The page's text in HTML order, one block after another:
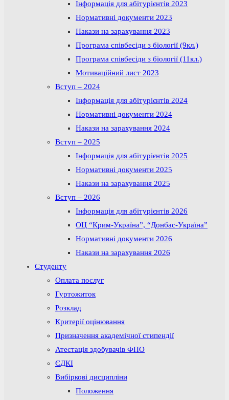
Інформація для абітурієнтів 2023
Нормативні документи 2023
Накази на зарахування 2023
Програма співбесіди з біології (9кл.)
Програма співбесіди з біології (11кл.)
Мотиваційний лист 2023
Вступ – 2024
Інформація для абітурієнтів 2024
Нормативні документи 2024
Накази на зарахування 2024
Вступ – 2025
Інформація для абітурієнтів 2025
Нормативні документи 2025
Накази на зарахування 2025
Вступ – 2026
Інформація для абітурієнтів 2026
ОЦ “Крим-Україна”, “Донбас-Україна”
Нормативні документи 2026
Накази на зарахування 2026
Студенту
Оплата послуг
Гуртожиток
Розклад
Критерії оцінювання
Призначення академічної стипендії
Атестація здобувачів ФПО
ЄДКІ
Вибіркові дисципліни
Положення